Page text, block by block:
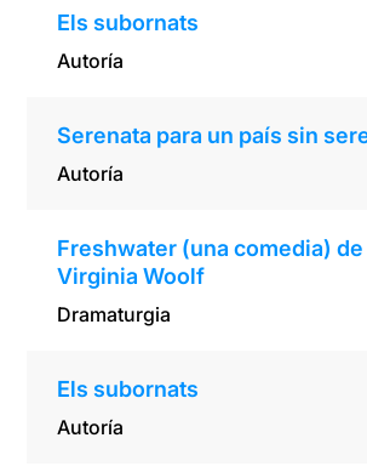
Els subornats
Autoría
Serenata para un país sin
Autoría
Freshwater (una comedia) de
Virginia Woolf
Dramaturgia
Els subornats
Autoría